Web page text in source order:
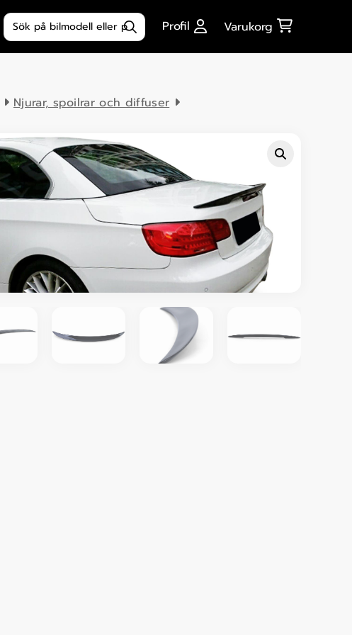
Produktsökning
Profil Varukorg
Njurar, spoilrar och diffuser